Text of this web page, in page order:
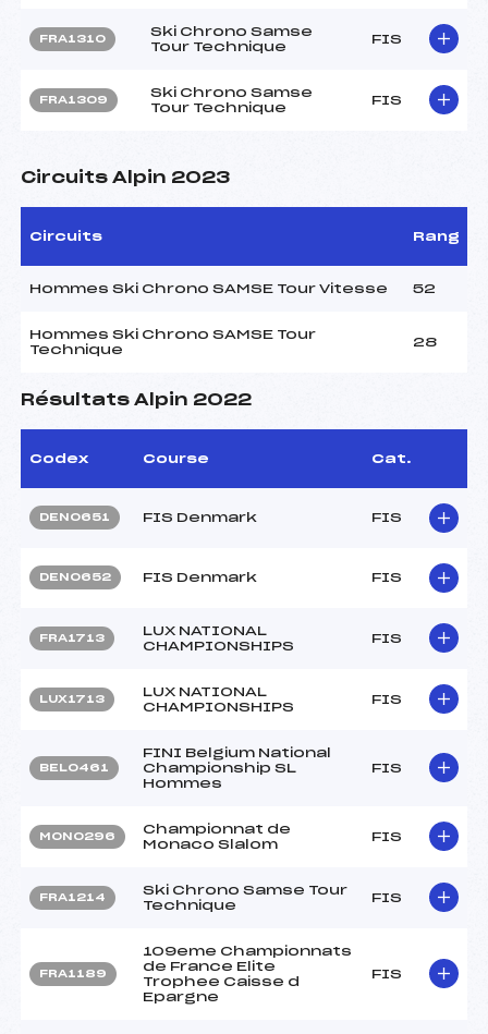
FRA1310
Ski Chrono Samse
Tour Technique
FIS
FRA1309
Ski Chrono Samse
Tour Technique
FIS
Circuits Alpin 2023
Circuits Rang
Hommes Ski Chrono SAMSE Tour Vitesse 52
Hommes Ski Chrono SAMSE Tour
Technique
28
Résultats Alpin 2022
Codex Course Cat.
DEN0651 FIS Denmark FIS
DEN0652 FIS Denmark FIS
FRA1713
LUX NATIONAL
CHAMPIONSHIPS
FIS
LUX1713
LUX NATIONAL
CHAMPIONSHIPS
FIS
BEL0461
FINI Belgium National
Championship SL
Hommes
FIS
MON0296
Championnat de
Monaco Slalom
FIS
FRA1214
Ski Chrono Samse Tour
Technique
FIS
FRA1189
109eme Championnats
de France Elite
Trophee Caisse d
Epargne
FIS